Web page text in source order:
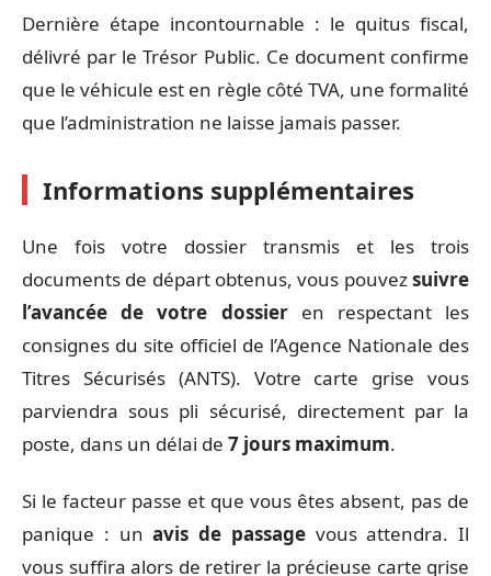
Dernière étape incontournable : le quitus fiscal,
délivré par le Trésor Public. Ce document confirme
que le véhicule est en règle côté TVA, une formalité
que l’administration ne laisse jamais passer.
Informations supplémentaires
Une fois votre dossier transmis et les trois
documents de départ obtenus, vous pouvezsuivre
l’avancée de votre dossieren respectant les
consignes du site officiel de l’Agence Nationale des
Titres Sécurisés (ANTS). Votre carte grise vous
parviendra sous pli sécurisé, directement par la
poste, dans un délai de 7 jours maximum.
Si le facteur passe et que vous êtes absent, pas de
panique : unavis de passagevous attendra. Il
vous suffira alors de retirer la précieuse carte grise